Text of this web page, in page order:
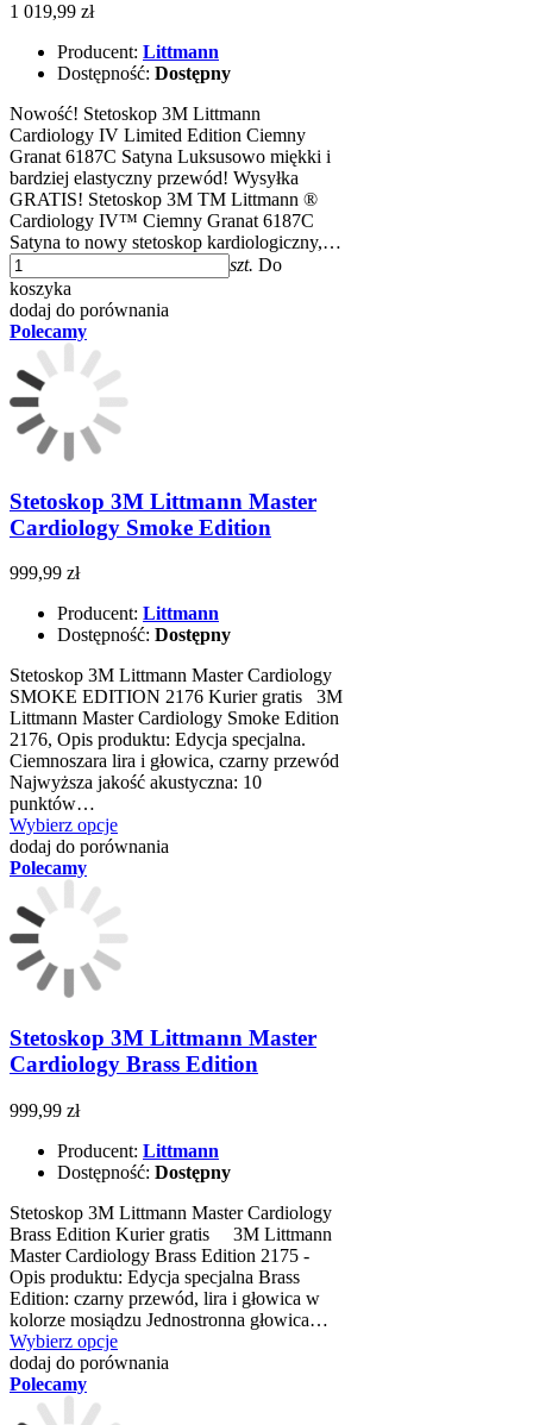
1 019,99 zł
Producent: Littmann
Dostępność: Dostępny
Nowość! Stetoskop 3M Littmann
Cardiology IV Limited Edition Ciemny
Granat 6187C Satyna Luksusowo miękki i
bardziej elastyczny przewód! Wysyłka
GRATIS! Stetoskop 3M TM Littmann ®
Cardiology IV™ Ciemny Granat 6187C
Satyna to nowy stetoskop kardiologiczny,…
szt. Do
koszyka
dodaj do porównania
Polecamy
Stetoskop 3M Littmann Master
Cardiology Smoke Edition
999,99 zł
Producent: Littmann
Dostępność: Dostępny
Stetoskop 3M Littmann Master Cardiology
SMOKE EDITION 2176 Kurier gratis 3M
Littmann Master Cardiology Smoke Edition
2176, Opis produktu: Edycja specjalna.
Ciemnoszara lira i głowica, czarny przewód
Najwyższa jakość akustyczna: 10
punktów…
Wybierz opcje
dodaj do porównania
Polecamy
Stetoskop 3M Littmann Master
Cardiology Brass Edition
999,99 zł
Producent: Littmann
Dostępność: Dostępny
Stetoskop 3M Littmann Master Cardiology
Brass Edition Kurier gratis 3M Littmann
Master Cardiology Brass Edition 2175 -
Opis produktu: Edycja specjalna Brass
Edition: czarny przewód, lira i głowica w
kolorze mosiądzu Jednostronna głowica…
Wybierz opcje
dodaj do porównania
Polecamy